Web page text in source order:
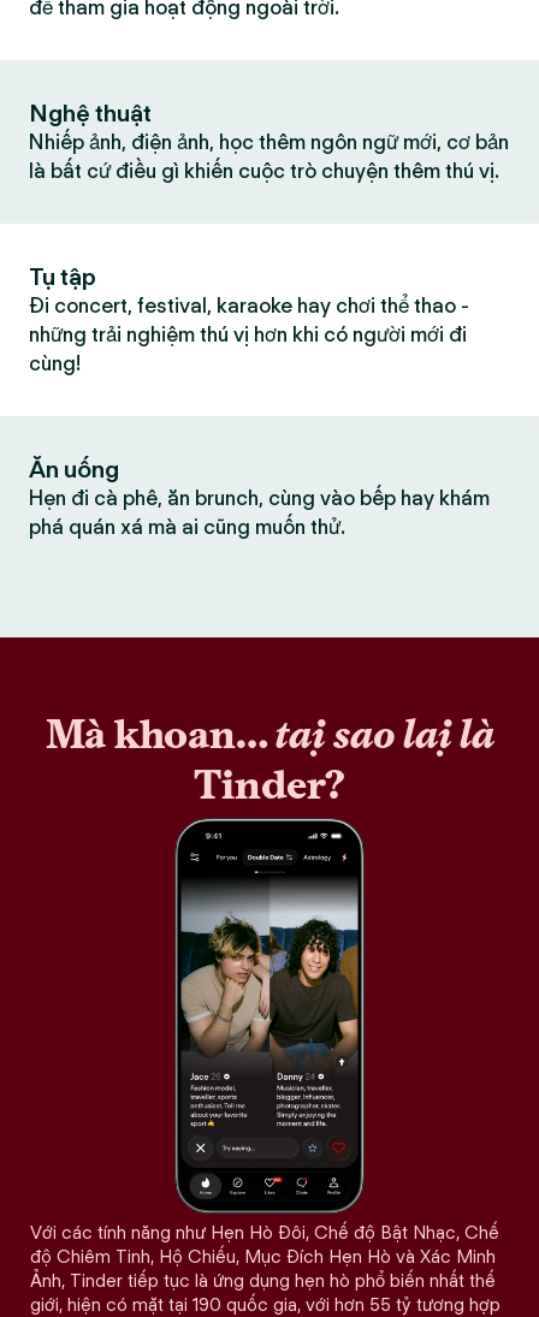
để tham gia hoạt động ngoài trời.
Nghệ thuật
Nhiếp ảnh, điện ảnh, học thêm ngôn ngữ mới, cơ bản
là bất cứ điều gì khiến cuộc trò chuyện thêm thú vị.
Tụ tập
Đi concert, festival, karaoke hay chơi thể thao -
những trải nghiệm thú vị hơn khi có người mới đi
cùng!
Ăn uống
Hẹn đi cà phê, ăn brunch, cùng vào bếp hay khám
phá quán xá mà ai cũng muốn thử.
Mà khoan…tại sao lại là
Tinder?
Với các tính năng như Hẹn Hò Đôi, Chế độ Bật Nhạc, Chế
độ Chiêm Tinh, Hộ Chiếu, Mục Đích Hẹn Hò và Xác Minh
Ảnh, Tinder tiếp tục là ứng dụng hẹn hò phổ biến nhất thế
giới, hiện có mặt tại 190 quốc gia, với hơn 55 tỷ tương hợp